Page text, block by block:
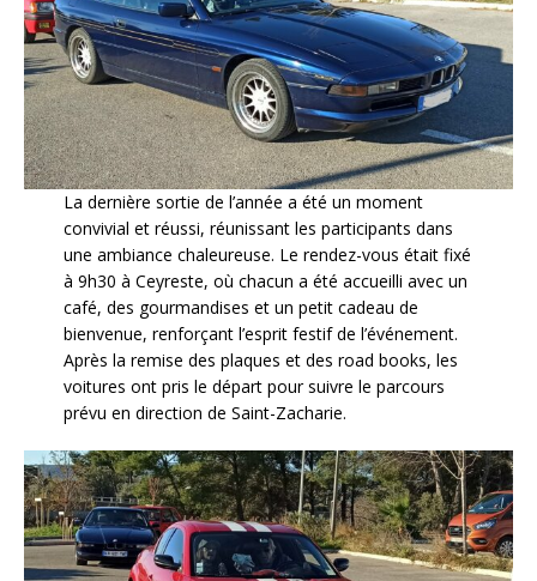
La dernière sortie de l’année a été un moment
convivial et réussi, réunissant les participants dans
une ambiance chaleureuse. Le rendez-vous était fixé
à 9h30 à Ceyreste, où chacun a été accueilli avec un
café, des gourmandises et un petit cadeau de
bienvenue, renforçant l’esprit festif de l’événement.
Après la remise des plaques et des road books, les
voitures ont pris le départ pour suivre le parcours
prévu en direction de Saint-Zacharie.